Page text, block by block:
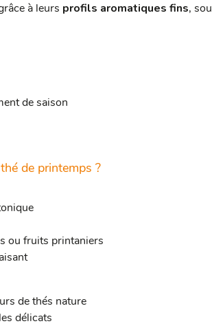
à leurs profils aromatiques fins,
de saison
de printemps ?
ou fruits printaniers
de thés nature
délicats